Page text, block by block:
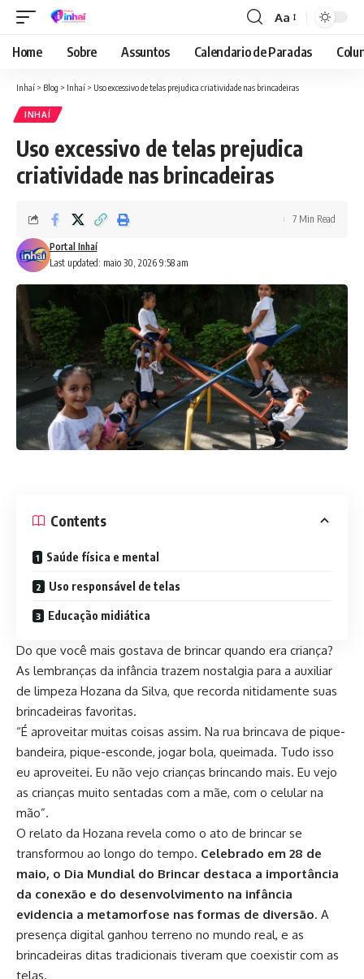
Font
Resizer
Aa
Home Sobre Assuntos Calendario de Paradas
Inhaí > Blog > Inhaí > Uso excessivo de telas prejudica criatividade nas brincadeiras
INHAÍ
Uso excessivo de telas prejudica
criatividade nas brincadeiras
Last updated: maio 30, 2026 9:58 am
Portal Inhaí
7 Min Read
Contents
Saúde física e mental
Uso responsável de telas
Educação midiática
Do que você mais gostava de brincar quando era criança?
As lembranças da infância trazem nostalgia para a auxiliar
de limpeza Hozana da Silva, que recorda nitidamente suas
brincadeiras favoritas.
“É aproveitar muitas coisas assim. Na rua brincava de pique-
bandeira, pique-esconde, jogar bola, queimada. Tudo isso
eu aproveitei. Eu não vejo crianças brincando mais. Eu vejo
as crianças muito sentadas com a mãe, com o celular na
mão”.
O relato da Hozana revela como o ato de brincar se
transformou ao longo do tempo. Celebrado em 28 de
maio, o Dia Mundial do Brincar destaca a importância
da conexão e do desenvolvimento na infância
evidencia a metamorfose nas formas de diversão. A
presença digital ganhou terreno no mundo real, e as
brincadeiras ditas tradicionais tiveram que coexistir com as
telas.